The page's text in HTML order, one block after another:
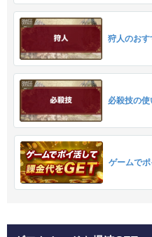
狩人のお
必殺技の
ゲームでポ